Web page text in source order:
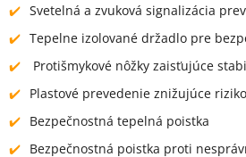
Svetelná a zvuková signalizácia
Tepelne izolované držadlo pre
Protišmykové nôžky zaisťujúce
Plastové prevedenie znižujúce
Bezpečnostná tepelná poistka
Bezpečnostná poistka proti